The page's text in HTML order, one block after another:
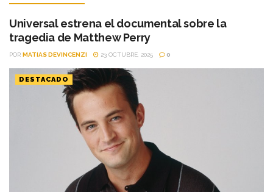
Universal estrena el documental sobre la
tragedia de Matthew Perry
POR MATIAS DEVINCENZI 23 OCTUBRE, 2025 0
DESTACADO